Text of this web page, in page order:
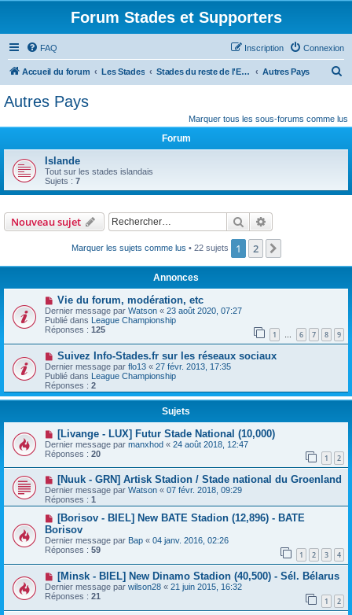
Forum Stades et Supporters
FAQ Connexion
Inscription
Accueil du forum Les Stades Stades du reste de l'Europe Autres Pays
h
Autres Pays
Marquer tous les sous-forums comme lus
Forum
Islande
Tout sur les stades islandais
Sujets : 7
Nouveau sujet Rechercher
Marquer les sujets comme lus • 22 sujets 1 2
Annonces
Vie du forum, modération, etc
Dernier message par Watson « 23 août 2020, 07:27
Publié dans League Championship
Réponses : 125 1 … 6 7 8 9
Suivez Info-Stades.fr sur les réseaux sociaux
Dernier message par flo13 « 27 févr. 2013, 17:35
Publié dans League Championship
Réponses : 2
Sujets
[Livange - LUX] Futur Stade National (10,000)
Dernier message par manxhod « 24 août 2018, 12:47
Réponses : 20 1 2
[Nuuk - GRN] Artisk Stadion / Stade national du Groenland
Dernier message par Watson « 07 févr. 2018, 09:29
Réponses : 1
[Borisov - BIEL] New BATE Stadion (12,896) - BATE
Borisov
Dernier message par Bap « 04 janv. 2016, 02:26
Réponses : 59 1 2 3 4
[Minsk - BIEL] New Dinamo Stadion (40,500) - Sél. Bélarus
Dernier message par wilson28 « 21 juin 2015, 16:32
Réponses : 21 1 2